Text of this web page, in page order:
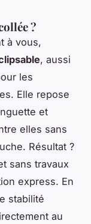
?
à vous,
, aussi
les
Elle repose
et
elles sans
Résultat ?
sans travaux
express. En
stabilité
au